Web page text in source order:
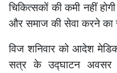
चिकित्सकों की कमी नहीं
और समाज की सेवा करने का
विज शनिवार को आदेश
सत्र के उद्घाटन अवसर